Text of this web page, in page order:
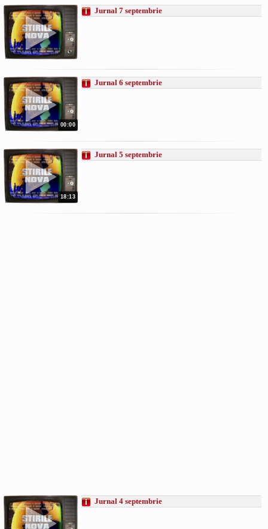
Jurnal 7 septembrie
00:00
Jurnal 6 septembrie
18:13
Jurnal 5 septembrie
Jurnal 4 septembrie